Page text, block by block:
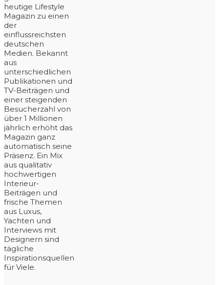
heutige Lifestyle
Magazin zu einen
der
einflussreichsten
deutschen
Medien. Bekannt
aus
unterschiedlichen
Publikationen und
TV-Beiträgen und
einer steigenden
Besucherzahl von
über 1 Millionen
jährlich erhöht das
Magazin ganz
automatisch seine
Präsenz. Ein Mix
aus qualitativ
hochwertigen
Interieur-
Beiträgen und
frische Themen
aus Luxus,
Yachten und
Interviews mit
Designern sind
tägliche
Inspirationsquellen
für Viele.